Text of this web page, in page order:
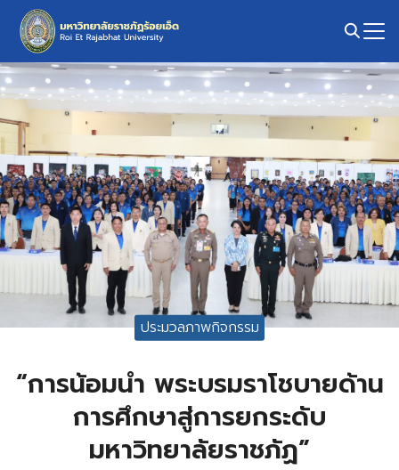
Skip
content
Search
for:
ประมวลภาพกิจกรรม
“การน้อมนำ พระบรมราโชบายด้าน
การศึกษาสู่การยกระดับ
มหาวิทยาลัยราชภัฏ”